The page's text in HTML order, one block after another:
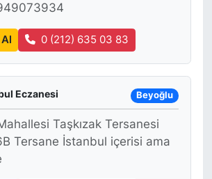
0 (212) 635 03 83
Eczanesi Beyoğlu
Taşkızak Tersanesi
Tersane İstanbul içerisi ama